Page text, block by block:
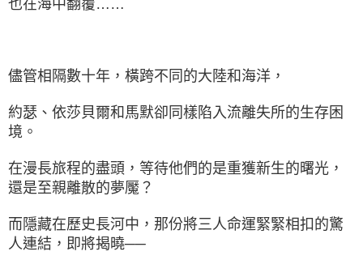
也在海中翻覆……
儘管相隔數十年，橫跨不同的大陸和海洋，
約瑟、依莎貝爾和馬默卻同樣陷入流離失所的生存困
境。
在漫長旅程的盡頭，等待他們的是重獲新生的曙光，
還是至親離散的夢魘？
而隱藏在歷史長河中，那份將三人命運緊緊相扣的驚
人連結，即將揭曉──